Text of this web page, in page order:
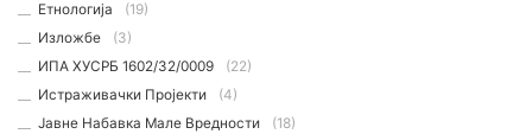
Етнологијa
(19)
Изложбе
(3)
ИПА ХУСРБ 1602/32/0009
(22)
Истраживачки Пројекти
(4)
Јавне Набавка Мале Вредности
(18)